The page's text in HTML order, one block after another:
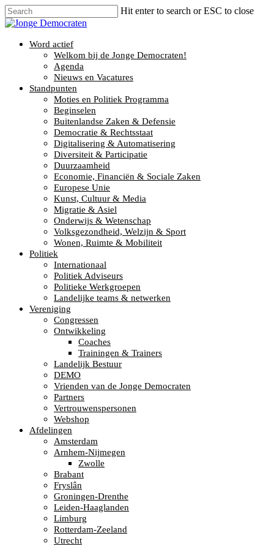
Hit enter to search or ESC to close
Word actief
Welkom bij de Jonge Democraten!
Agenda
Nieuws en Vacatures
Standpunten
Moties en Politiek Programma
Beginselen
Buitenlandse Zaken & Defensie
Democratie & Rechtsstaat
Digitalisering & Automatisering
Diversiteit & Participatie
Duurzaamheid
Economie, Financiën & Sociale Zaken
Europese Unie
Kunst, Cultuur & Media
Migratie & Asiel
Onderwijs & Wetenschap
Volksgezondheid, Welzijn & Sport
Wonen, Ruimte & Mobiliteit
Politiek
Internationaal
Politiek Adviseurs
Politieke Werkgroepen
Landelijke teams & netwerken
Vereniging
Congressen
Ontwikkeling
Coaches
Trainingen & Trainers
Landelijk Bestuur
DEMO
Vrienden van de Jonge Democraten
Partners
Vertrouwenspersonen
Webshop
Afdelingen
Amsterdam
Arnhem-Nijmegen
Zwolle
Brabant
Fryslân
Groningen-Drenthe
Leiden-Haaglanden
Limburg
Rotterdam-Zeeland
Utrecht